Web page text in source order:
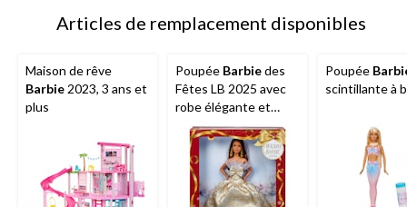
Articles de remplacement disponibles
Maison de rêve
Barbie 2023, 3 ans et
plus
Poupée Barbiedes
Fêtes LB 2025 avec
robe élégante et
accessoires
Poupée
scintillante à